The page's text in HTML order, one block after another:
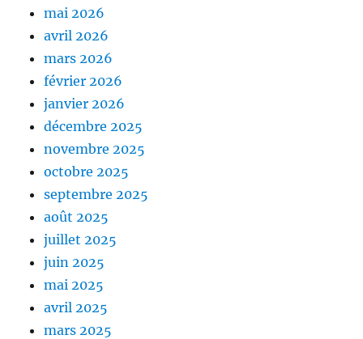
mai 2026
avril 2026
mars 2026
février 2026
janvier 2026
décembre 2025
novembre 2025
octobre 2025
septembre 2025
août 2025
juillet 2025
juin 2025
mai 2025
avril 2025
mars 2025